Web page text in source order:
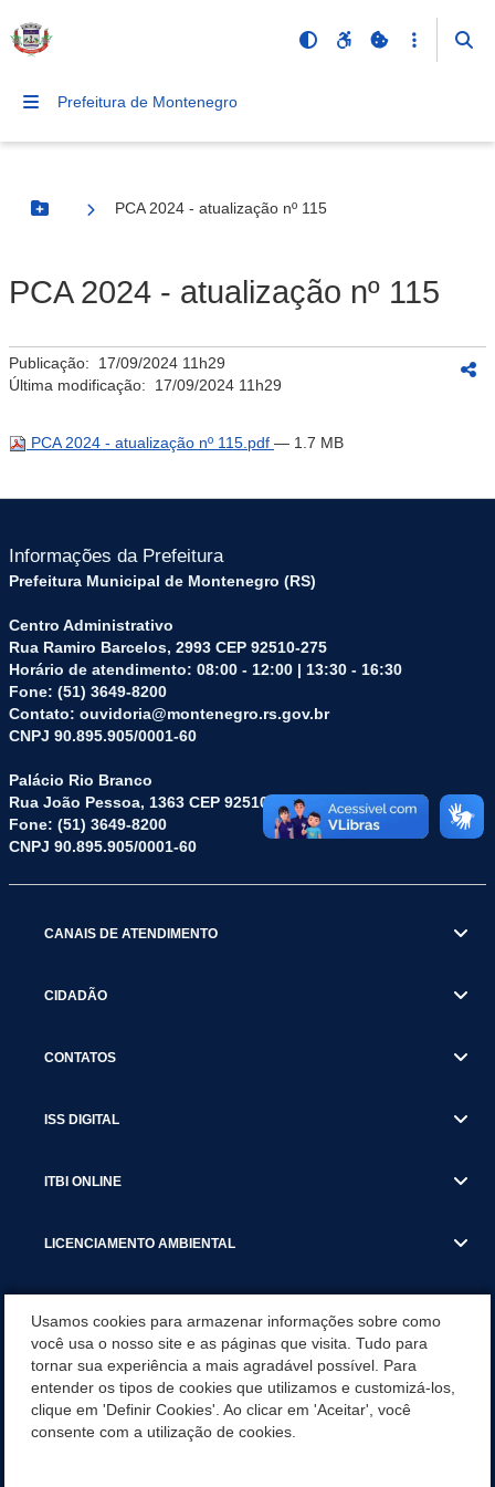
Prefeitura de Montenegro
Botão Menu
PCA 2024 - atualização nº 115
PCA 2024 - atualização nº 115
Publicação: 17/09/2024 11h29
Última modificação: 17/09/2024 11h29
PCA 2024 - atualização nº 115.pdf — 1.7 MB
Informações da Prefeitura
Prefeitura Municipal de Montenegro (RS)
Centro Administrativo
Rua Ramiro Barcelos, 2993 CEP 92510-275
Horário de atendimento: 08:00 - 12:00 | 13:30 - 16:30
Fone: (51) 3649-8200
Contato: ouvidoria@montenegro.rs.gov.br
CNPJ 90.895.905/0001-60
Palácio Rio Branco
Rua João Pessoa, 1363 CEP 92510-045
Fone: (51) 3649-8200
CNPJ 90.895.905/0001-60
CANAIS DE ATENDIMENTO
CIDADÃO
CONTATOS
ISS DIGITAL
ITBI ONLINE
LICENCIAMENTO AMBIENTAL
SERVIÇOS
SERVIÇOS DO DEPARTAMENTO DE RECEITA MUNICIPAL
Usamos cookies para armazenar informações sobre como
você usa o nosso site e as páginas que visita. Tudo para
tornar sua experiência a mais agradável possível. Para
entender os tipos de cookies que utilizamos e customizá-los,
clique em 'Definir Cookies'. Ao clicar em 'Aceitar', você
consente com a utilização de cookies.